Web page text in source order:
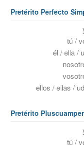
Pretérito Perfecto
tú /
él / ella /
ellos / ellas /
Pretérito
tú /